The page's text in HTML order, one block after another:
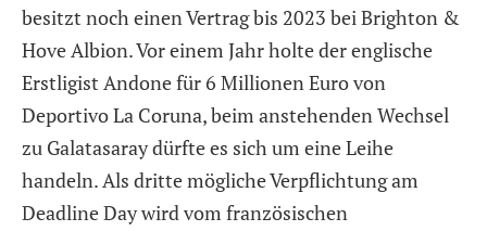
besitzt noch einen Vertrag bis 2023 beiBrighton &
Hove Albion. Vor einem Jahr holte der englische
Erstligist Andone für 6 Millionen Euro von
Deportivo La Coruna, beim anstehenden Wechsel
zu Galatasaray dürfte es sich um eine Leihe
handeln. Als dritte mögliche Verpflichtung am
Deadline Day wird vom französischen